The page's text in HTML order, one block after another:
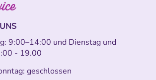
9:00–14:00 und Dienstag und
- 19.00
geschlossen